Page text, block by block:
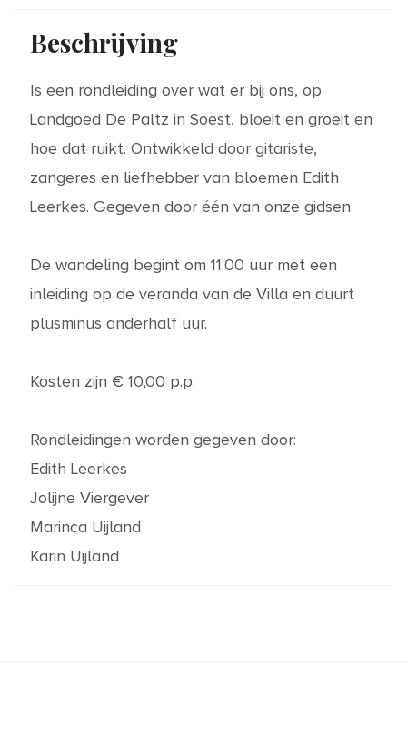
Beschrijving
Is een rondleiding over wat er bij ons, op
Landgoed De Paltz in Soest, bloeit en groeit en
hoe dat ruikt. Ontwikkeld door gitariste,
zangeres en liefhebber van bloemen Edith
Leerkes. Gegeven door één van onze gidsen.
De wandeling begint om 11:00 uur met een
inleiding op de veranda van de Villa en duurt
plusminus anderhalf uur.
Kosten zijn € 10,00 p.p.
Rondleidingen worden gegeven door:
Edith Leerkes
Jolijne Viergever
Marinca Uijland
Karin Uijland